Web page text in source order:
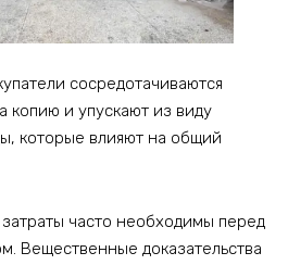
сосредотачиваются
копию и упускают из виду
которые влияют на общий
затраты часто необходимы перед
Вещественные доказательства